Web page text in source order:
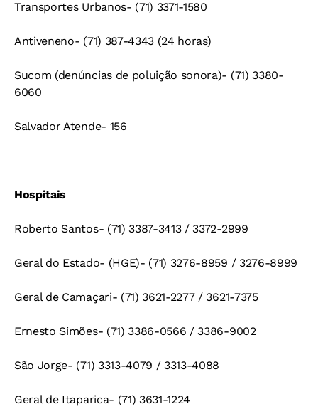
Transportes Urbanos- (71) 3371-1580
Antiveneno- (71) 387-4343 (24 horas)
Sucom (denúncias de poluição sonora)- (71) 3380-
6060
Salvador Atende- 156
Hospitais
Roberto Santos- (71) 3387-3413 / 3372-2999
Geral do Estado- (HGE)- (71) 3276-8959 / 3276-8999
Geral de Camaçari- (71) 3621-2277 / 3621-7375
Ernesto Simões- (71) 3386-0566 / 3386-9002
São Jorge- (71) 3313-4079 / 3313-4088
Geral de Itaparica- (71) 3631-1224